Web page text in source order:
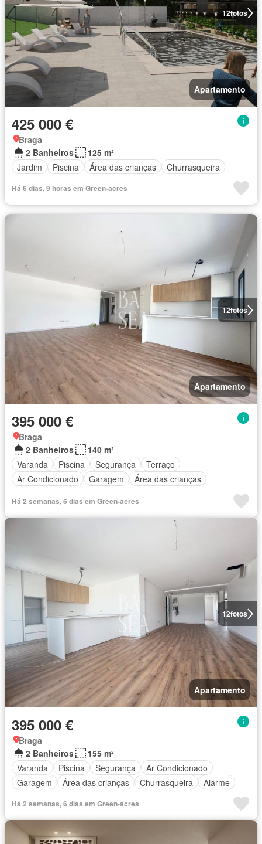
12fotos
Apartamento
425 000 €
Braga
2 Banheiros
125 m²
Jardim
Piscina Área das crianças Churrasqueira
Há 6 dias, 9 horas em Green-acres
12fotos
Apartamento
395 000 €
Braga
2 Banheiros
140 m²
Varanda
Piscina Segurança
Terraço
Ar Condicionado
Garagem
Área das crianças
Há 2 semanas, 6 dias em Green-acres
12fotos
Apartamento
395 000 €
Braga
2 Banheiros
155 m²
Varanda
Piscina Segurança
Ar Condicionado
Garagem
Área das crianças Churrasqueira Alarme
Há 2 semanas, 6 dias em Green-acres